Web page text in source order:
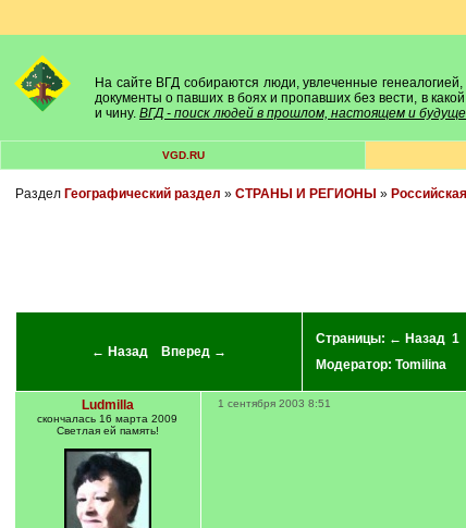
На сайте ВГД собираются люди, увлеченные генеалогией,
документы о павших в боях и пропавших без вести, в
и чину. ВГД - поиск людей в прошлом, настоящем и
VGD.RU
Раздел Географический раздел » СТРАНЫ И РЕГИОНЫ »
← Назад Вперед →
Страницы: ← Назад 1
Модератор: Tomilina
Ludmilla
скончалась 16 марта 2009
Светлая ей память!
1 сентября 2003 8:51